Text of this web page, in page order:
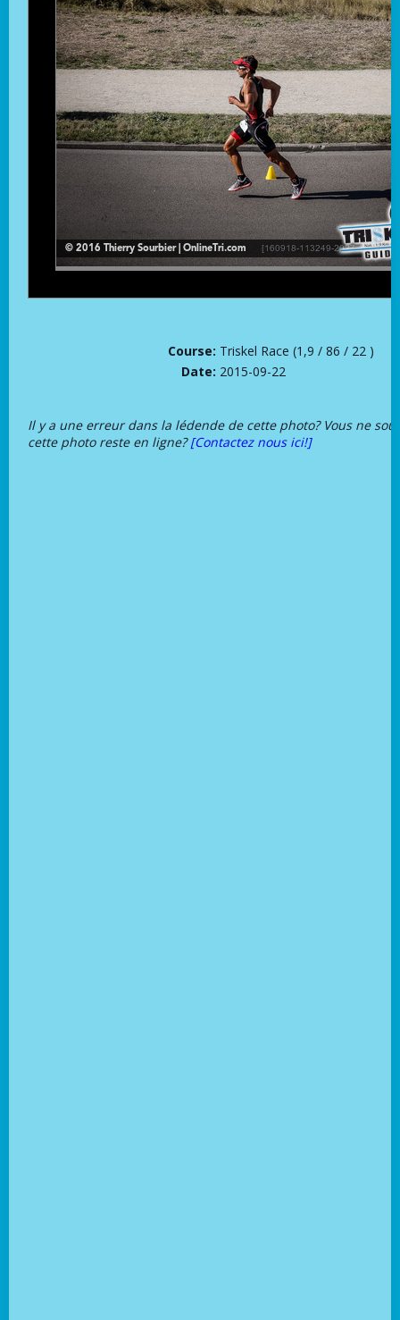
Course: Triskel Race (1,9 / 86 / 22 )
Date: 2015-09-22
Il y a une erreur dans la lédende de cette photo? Vous ne
cette photo reste en ligne?[Contactez nous ici!]